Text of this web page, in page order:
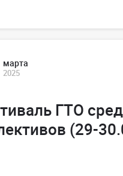
марта
2025
ГТО
(29-